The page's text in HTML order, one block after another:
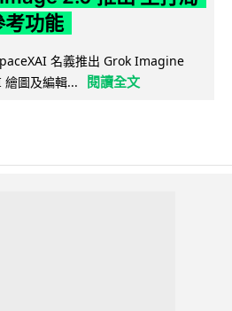
考功能
名義推出 Grok Imagine
圖及編輯...
閱讀全文